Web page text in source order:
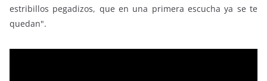
estribillos pegadizos, que en una primera escucha ya se te
quedan".